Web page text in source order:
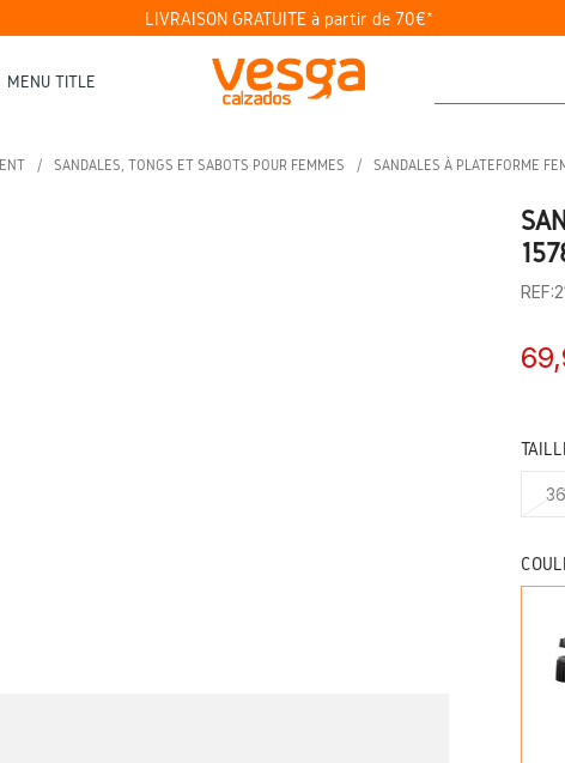
LIVRAISON GRATUITE à partir de 70€*
MENU TITLE
SANDALES, TONGS ET SABOTS POUR FEMMES SANDALES À PLATEFORME
36